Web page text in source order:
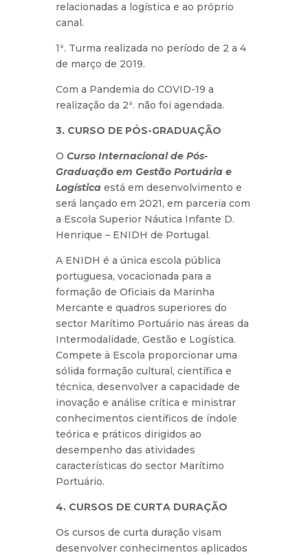
relacionadas a logística e ao próprio
canal.
1ª. Turma realizada no período de 2 a 4
de março de 2019.
Com a Pandemia do COVID-19 a
realização da 2ª. não foi agendada.
3. CURSO DE PÓS-GRADUAÇÃO
O Curso Internacional de Pós-
Graduação em Gestão Portuária e
Logísticaestá em desenvolvimento e
será lançado em 2021, em parceria com
a Escola Superior Náutica Infante D.
Henrique – ENIDH de Portugal.
A ENIDH é a única escola pública
portuguesa, vocacionada para a
formação de Oficiais da Marinha
Mercante e quadros superiores do
sector Marítimo Portuário nas áreas da
Intermodalidade, Gestão e Logística.
Compete à Escola proporcionar uma
sólida formação cultural, científica e
técnica, desenvolver a capacidade de
inovação e análise crítica e ministrar
conhecimentos científicos de índole
teórica e práticos dirigidos ao
desempenho das atividades
características do sector Marítimo
Portuário.
4. CURSOS DE CURTA DURAÇÃO
Os cursos de curta duração visam
desenvolver conhecimentos aplicados